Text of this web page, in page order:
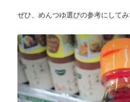
ぜひ、めんつゆ選びの参考にしてみ